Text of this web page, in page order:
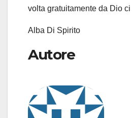
volta gratuitamente da Dio
Alba Di Spirito
Autore